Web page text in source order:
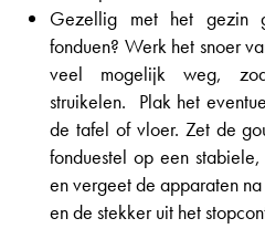
Gezellig met het gezin
fonduen? Werk het snoer
veel mogelijk weg,
struikelen. Plak het
de tafel of vloer. Zet de
fonduestel op een
en vergeet de apparaten
en de stekker uit het